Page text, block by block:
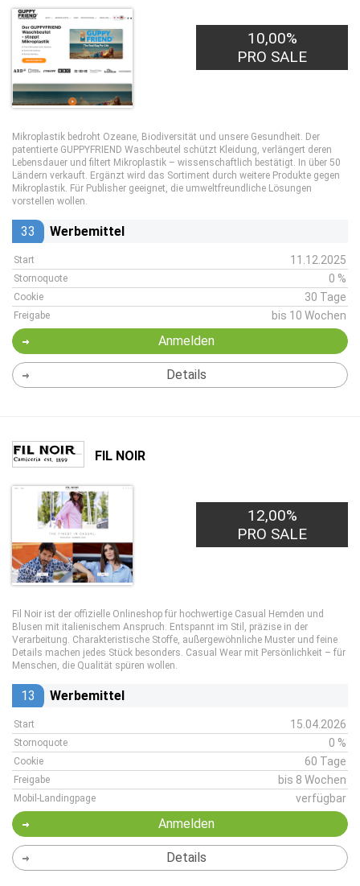
10,00%
PRO SALE
Mikroplastik bedroht Ozeane, Biodiversität und unsere Gesundheit. Der
patentierte GUPPYFRIEND Waschbeutel schützt Kleidung, verlängert deren
Lebensdauer und filtert Mikroplastik – wissenschaftlich bestätigt. In über 50
Ländern verkauft. Ergänzt wird das Sortiment durch weitere Produkte gegen
Mikroplastik. Für Publisher geeignet, die umweltfreundliche Lösungen
vorstellen wollen.
33 Werbemittel
Start 11.12.2025
Stornoquote 0 %
Cookie 30 Tage
Freigabe bis 10 Wochen
Anmelden
Details
FIL NOIR
12,00%
PRO SALE
Fil Noir ist der offizielle Onlineshop für hochwertige Casual Hemden und
Blusen mit italienischem Anspruch. Entspannt im Stil, präzise in der
Verarbeitung. Charakteristische Stoffe, außergewöhnliche Muster und feine
Details machen jedes Stück besonders. Casual Wear mit Persönlichkeit – für
Menschen, die Qualität spüren wollen.
13 Werbemittel
Start 15.04.2026
Stornoquote 0 %
Cookie 60 Tage
Freigabe bis 8 Wochen
Mobil-Landingpage verfügbar
Anmelden
Details